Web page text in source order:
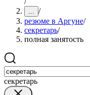
... /
резюме в Аргуне/
секретарь/
полная занятость
секретарь